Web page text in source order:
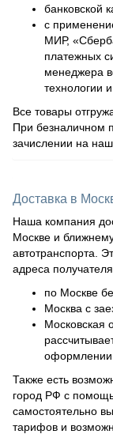
банковской
с
МИР,
платежных
менеджера
технологии
Все товары
При безналичном
зачислении на
Доставка в
Наша компания
Москве и
автотранспорта.
адреса
по Москве
Москва с
Московская
оформлении
Также есть
город РФ с
самостоятельно
тарифов и